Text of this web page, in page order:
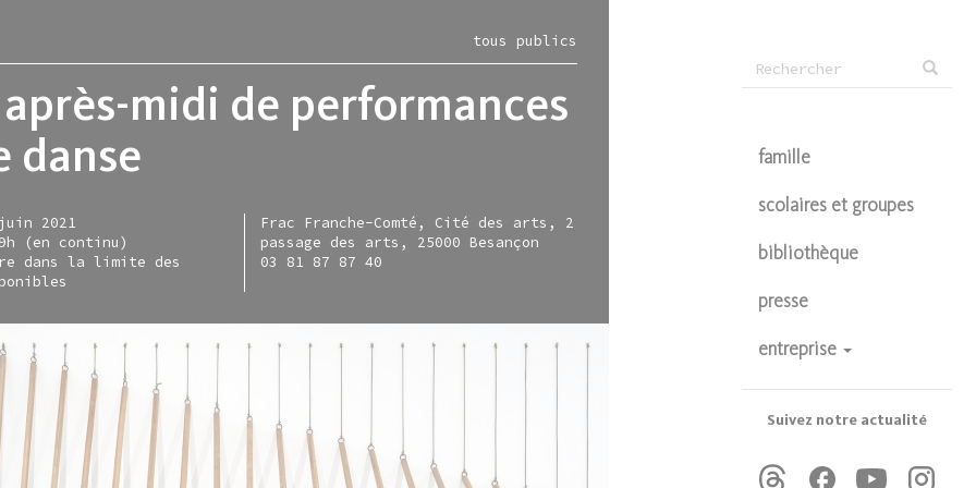
moment
restaurant
en région
en ligne
zarka
Formulaire
recherche
famille
scolaires et groupes
bibliothèque
presse
entreprise
Suivez notre actualité
tous publics
midi de performances
danse
2021
(en continu)
dans la limite des
Frac Franche-Comté, Cité des arts, 2
passage des arts, 25000 Besançon
03 81 87 87 40